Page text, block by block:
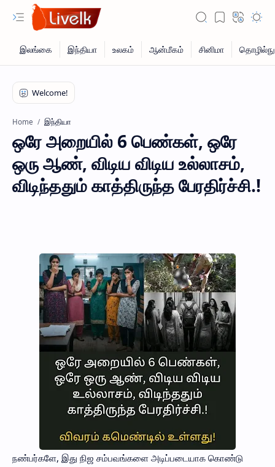
Home இந்தியா
ஒரே அறையில் 6 பெண்கள், ஒரே
ஒரு ஆண், விடிய விடிய உல்லாசம்,
விடிந்ததும் காத்திருந்த பேரதிர்ச்சி.!
நண்பர்களே, இது நிஜ சம்பவங்களை அடிப்படையாக கொண்டு